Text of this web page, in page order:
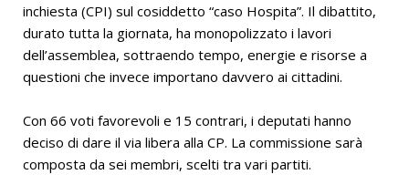
inchiesta (CPI) sul cosiddetto “caso Hospita”. Il dibattito,
durato tutta la giornata, ha monopolizzato i lavori
dell’assemblea, sottraendo tempo, energie e risorse a
questioni che invece importano davvero ai cittadini.
Con 66 voti favorevoli e 15 contrari, i deputati hanno
deciso di dare il via libera alla CP. La commissione sarà
composta da sei membri, scelti tra vari partiti.